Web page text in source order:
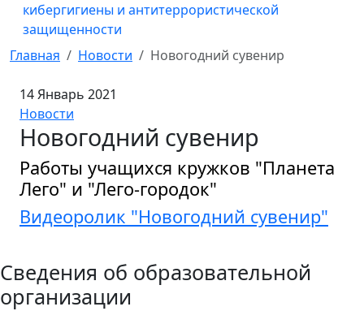
кибергигиены и антитеррористической
защищенности
Главная
Новости Новогодний сувенир
14 Январь 2021
Новости
Новогодний сувенир
Работы учащихся кружков "Планета
Лего" и "Лего-городок"
Видеоролик "Новогодний сувенир"
Сведения об образовательной
организации